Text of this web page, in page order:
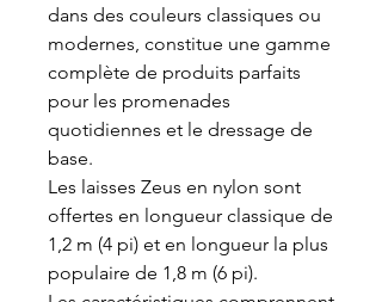
dans des couleurs classiques ou
modernes, constitue une gamme
complète de produits parfaits
pour les promenades
quotidiennes et le dressage de
base.
Les laisses Zeus en nylon sont
offertes en longueur classique de
1,2 m (4 pi) et en longueur la plus
populaire de 1,8 m (6 pi).